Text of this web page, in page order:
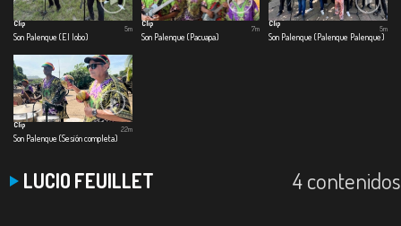
Clip
Son Palenque (El lobo)
5m
Clip
Son Palenque (Pacuapa)
7m
Clip
Son Palenque (Palenque Palenque)
5m
Clip
Son Palenque (Sesión completa)
22m
LUCIO FEUILLET 4 contenidos